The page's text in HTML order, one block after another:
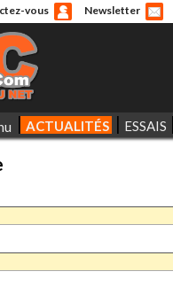
vous Newsletter
ACTUALITÉS ESSAIS